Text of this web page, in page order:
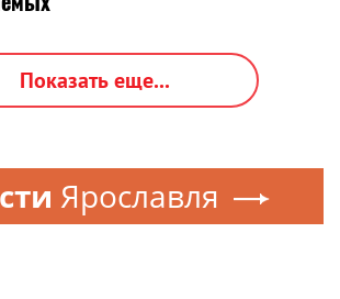
Показать еще...
Ярославля